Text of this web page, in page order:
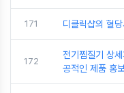
171 디클릭샵의 혈
172
전기찜질기 상
공적인 제품 홍